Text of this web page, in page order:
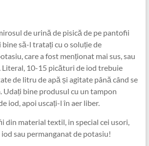
de urină de pisică de pe pantofii
bine să-l tratați cu o soluție de
care a fost menționat mai sus, sau
Literal, 10-15 picături de iod trebuie
de litru de apă și agitate până când se
bine produsul cu un tampon
iod, apoi uscați-l în aer liber.
material textil, in special cei usori,
sau permanganat de potasiu!